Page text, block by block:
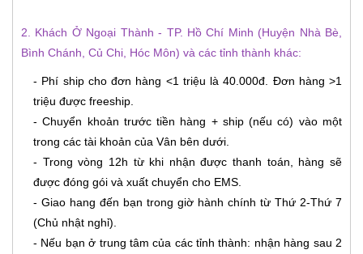
2. Khách Ở Ngoại Thành - TP. Hồ Chí Minh (Huyện Nhà Bè,
Bình Chánh, Củ Chi, Hóc Môn) và các tỉnh thành khác:
- Phí ship cho đơn hàng <1 triệu là 40.000đ. Đơn hàng >1
triệu được freeship.
- Chuyển khoản trước tiền hàng + ship (nếu có) vào một
trong các tài khoản của Vân bên dưới.
- Trong vòng 12h từ khi nhận được thanh toán, hàng sẽ
được đóng gói và xuất chuyển cho EMS.
- Giao hang đến bạn trong giờ hành chính từ Thứ 2-Thứ 7
(Chủ nhật nghỉ).
- Nếu bạn ở trung tâm của các tỉnh thành: nhận hàng sau 2